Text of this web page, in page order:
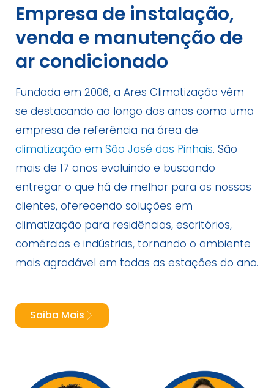
Empresa de instalação,
venda e manutenção de
ar condicionado
Fundada em 2006, a Ares Climatização vêm
se destacando ao longo dos anos como uma
empresa de referência na área de
climatização em São José dos Pinhais. São
mais de 17 anos evoluindo e buscando
entregar o que há de melhor para os nossos
clientes, oferecendo soluções em
climatização para residências, escritórios,
comércios e indústrias, tornando o ambiente
mais agradável em todas as estações do ano.
Saiba Mais